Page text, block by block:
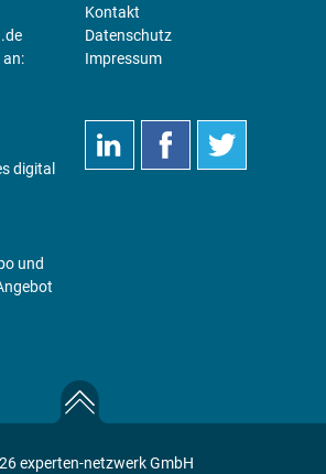
an:
Kontakt
Datenschutz
Impressum
digital
und
experten-netzwerk GmbH